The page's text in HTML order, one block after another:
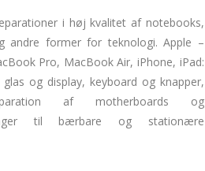
i høj kvalitet af notebooks,
andre former for teknologi. Apple –
Pro, MacBook Air, iPhone, iPad:
og display, keyboard og knapper,
af motherboards og
til bærbare og stationære